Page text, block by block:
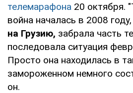
телемарафона 20 октября.
война началась в 2008 году,
на Грузию, забрала часть
последовала ситуация
Просто она находилась в
замороженном немного
он.